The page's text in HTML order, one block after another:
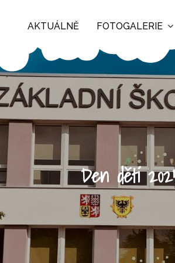
AKTUÁLNĚ FOTOGALERIE
Den dětí